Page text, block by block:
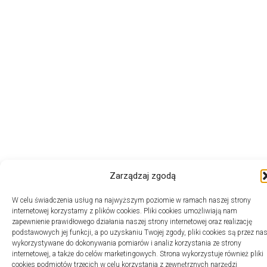
Zarządzaj zgodą
W celu świadczenia usług na najwyższym poziomie w ramach naszej strony
internetowej korzystamy z plików cookies. Pliki cookies umożliwiają nam
zapewnienie prawidłowego działania naszej strony internetowej oraz realizację
podstawowych jej funkcji, a po uzyskaniu Twojej zgody, pliki cookies są przez nas
wykorzystywane do dokonywania pomiarów i analiz korzystania ze strony
internetowej, a także do celów marketingowych. Strona wykorzystuje również pliki
cookies podmiotów trzecich w celu korzystania z zewnętrznych narzędzi